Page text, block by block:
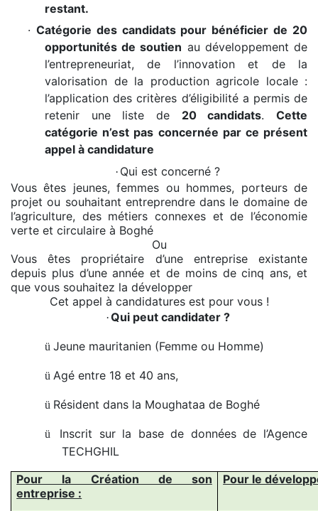
restant.
· Catégorie des candidats pour bénéficier de 20
opportunités de soutien au développement de
l’entrepreneuriat, de l’innovation et de la
valorisation de la production agricole locale :
l’application des critères d’éligibilité a permis de
retenir une liste de 20 candidats.Cette
catégorie n’est pas concernée par ce présent
appel à candidature
· Qui est concerné ?
Vous êtes jeunes, femmes ou hommes, porteurs de
projet ou souhaitant entreprendre dans le domaine de
l’agriculture, des métiers connexes et de l’économie
verte et circulaire à Boghé
Ou
Vous êtes propriétaire d’une entreprise existante
depuis plus d’une année et de moins de cinq ans, et
que vous souhaitez la développer
Cet appel à candidatures est pour vous !
·Qui peut candidater ?
ü Jeune mauritanien (Femme ou Homme)
ü Agé entre 18 et 40 ans,
ü Résident dans la Moughataa de Boghé
ü
Inscrit sur la base de données de l’Agence
TECHGHIL
Pour la Création de son
entreprise :
Pour le